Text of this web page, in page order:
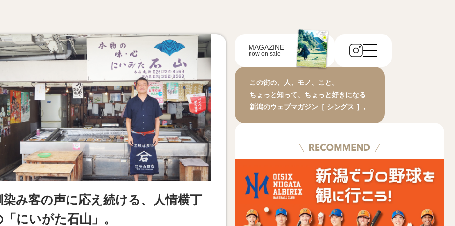
染み客の声に応え続ける、人情横丁
「にいがた石山」。
MAGAZINE
now on sale
この街の、人、モノ、こと。
ちょっと知って、ちょっと好きになる
新潟のウェブマガジン［ シングス ］。